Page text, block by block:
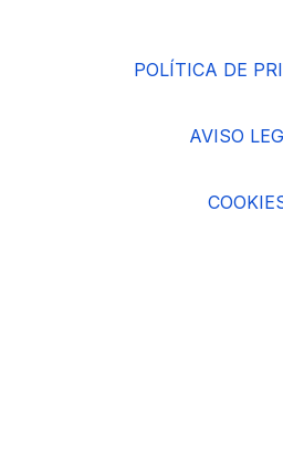
POLÍTICA DE
AVISO